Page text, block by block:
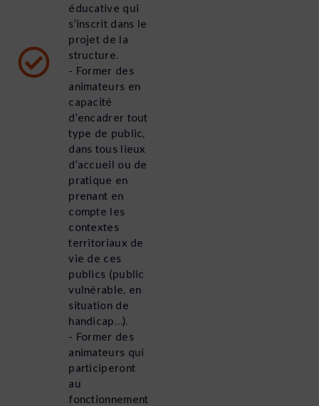
éducative qui
s’inscrit dans le
projet de la
structure.
- Former des
animateurs en
capacité
d’encadrer tout
type de public,
dans tous lieux
d’accueil ou de
pratique en
prenant en
compte les
contextes
territoriaux de
vie de ces
publics (public
vulnérable, en
situation de
handicap…).
- Former des
animateurs qui
participeront
au
fonctionnement